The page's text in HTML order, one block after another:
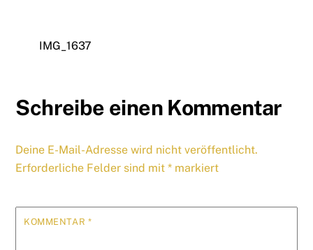
IMG_1637
Schreibe einen Kommentar
Deine E-Mail-Adresse wird nicht veröffentlicht.
Erforderliche Felder sind mit* markiert
KOMMENTAR *